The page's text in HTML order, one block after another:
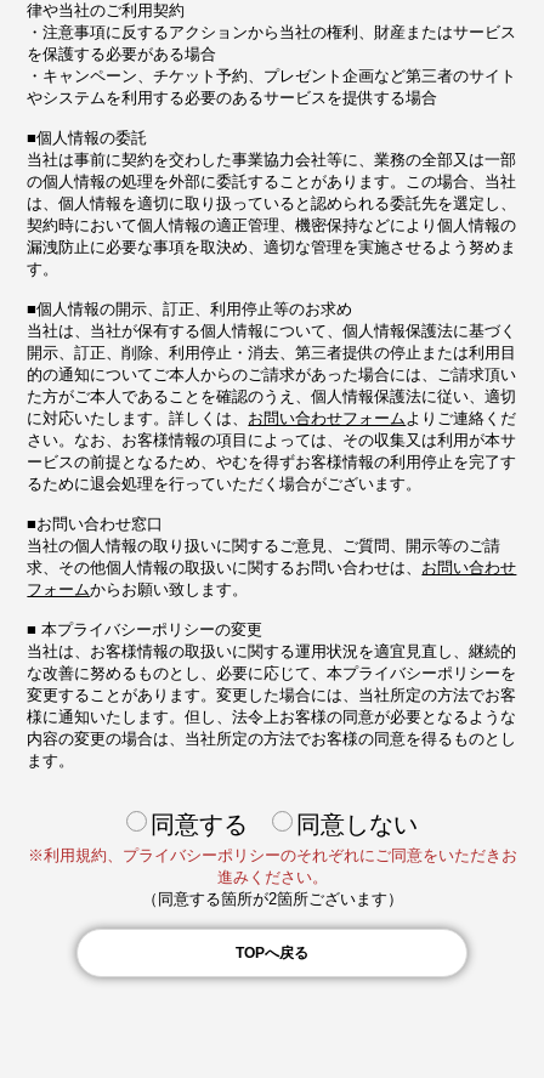
律や当社のご利用契約
・注意事項に反するアクションから当社の権利、財産またはサービス
を保護する必要がある場合
・キャンペーン、チケット予約、プレゼント企画など第三者のサイト
やシステムを利用する必要のあるサービスを提供する場合
■個人情報の委託
当社は事前に契約を交わした事業協力会社等に、業務の全部又は一部
の個人情報の処理を外部に委託することがあります。この場合、当社
は、個人情報を適切に取り扱っていると認められる委託先を選定し、
契約時において個人情報の適正管理、機密保持などにより個人情報の
漏洩防止に必要な事項を取決め、適切な管理を実施させるよう努めま
す。
■個人情報の開示、訂正、利用停止等のお求め
当社は、当社が保有する個人情報について、個人情報保護法に基づく
開示、訂正、削除、利用停止・消去、第三者提供の停止または利用目
的の通知についてご本人からのご請求があった場合には、ご請求頂い
た方がご本人であることを確認のうえ、個人情報保護法に従い、適切
に対応いたします。詳しくは、 お問い合わせフォームよりご連絡くだ
さい。なお、お客様情報の項目によっては、その収集又は利用が本サ
ービスの前提となるため、やむを得ずお客様情報の利用停止を完了す
るために退会処理を行っていただく場合がございます。
■お問い合わせ窓口
当社の個人情報の取り扱いに関するご意見、ご質問、開示等のご請
求、その他個人情報の取扱いに関するお問い合わせは、 お問い合わせ
フォームからお願い致します。
■ 本プライバシーポリシーの変更
当社は、お客様情報の取扱いに関する運用状況を適宜見直し、継続的
な改善に努めるものとし、必要に応じて、本プライバシーポリシーを
変更することがあります。変更した場合には、当社所定の方法でお客
様に通知いたします。但し、法令上お客様の同意が必要となるような
内容の変更の場合は、当社所定の方法でお客様の同意を得るものとし
ます。
同意する 同意しない
※利用規約、プライバシーポリシーのそれぞれにご同意をいただきお
進みください。
（同意する箇所が2箇所ございます）
TOPへ戻る